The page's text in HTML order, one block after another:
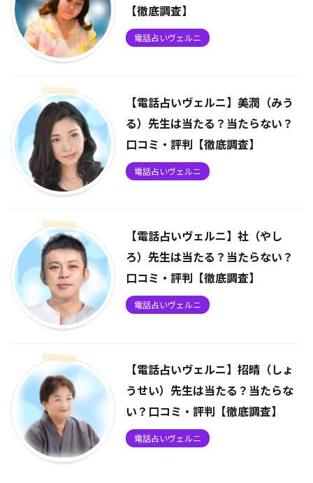
【徹底調査】
電話占いヴェルニ
【電話占いヴェルニ】美潤（みう
る）先生は当たる？当たらない？
口コミ・評判【徹底調査】
電話占いヴェルニ
【電話占いヴェルニ】社（やし
ろ）先生は当たる？当たらない？
口コミ・評判【徹底調査】
電話占いヴェルニ
【電話占いヴェルニ】招晴（しょ
うせい）先生は当たる？当たらな
い？口コミ・評判【徹底調査】
電話占いヴェルニ